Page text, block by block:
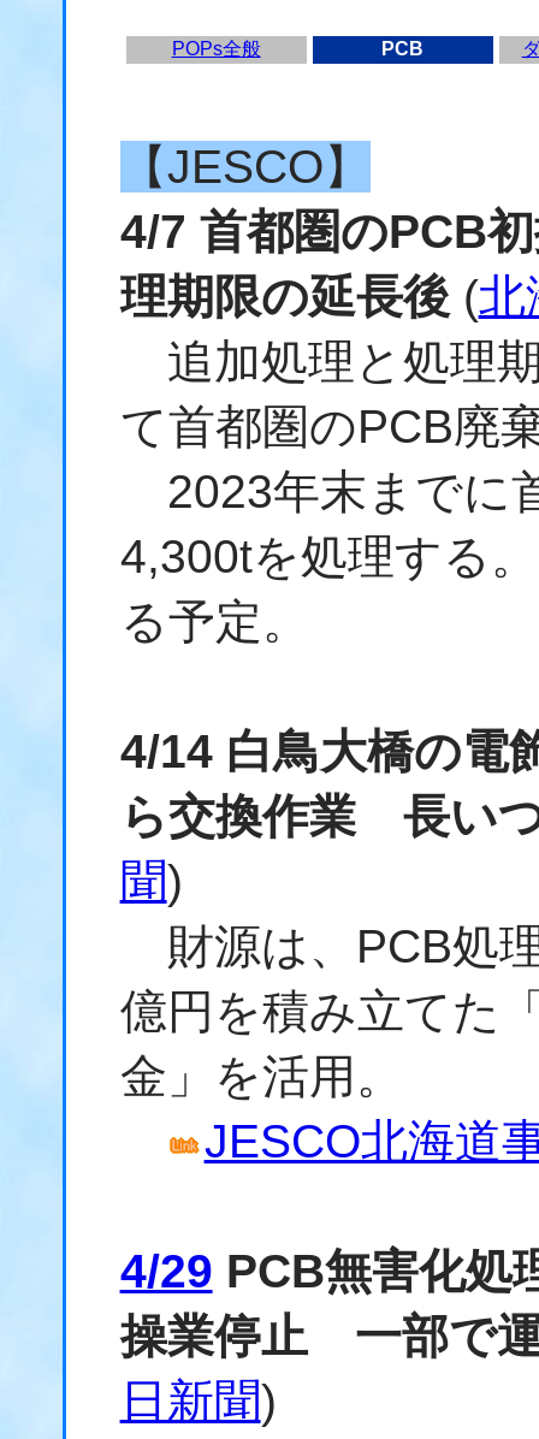
POPs全般 PCB
【JESCO】
4/7 首都圏のPCB
理期限の延長後 (北
追加処理と処理
て首都圏のPCB廃
2023年末までに
4,300tを処理する
る予定。
4/14 白鳥大橋の
ら交換作業 長い
聞)
財源は、PCB処
億円を積み立てた
金」を活用。
JESCO北海道
4/29 PCB無害化
操業停止 一部で
日新聞)